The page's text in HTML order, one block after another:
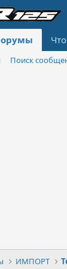
Поиск
ИМПОРТ